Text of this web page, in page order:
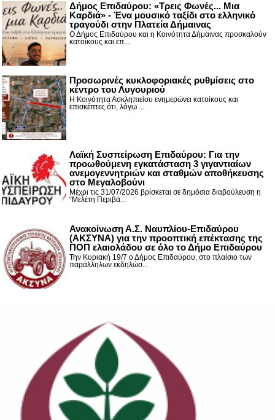
Δήμος Επιδαύρου: «Τρεις Φωνές... Μια
Καρδιά» - Ένα μουσικό ταξίδι στο ελληνικό
τραγούδι στην Πλατεία Δήμαινας
Ο Δήμος Επιδαύρου και η Κοινότητα Δήμαινας προσκαλούν
κατοίκους και επ...
Προσωρινές κυκλοφοριακές ρυθμίσεις στο
κέντρο του Λυγουριού
Η Κοινότητα Ασκληπιείου ενημερώνει κατοίκους και
επισκέπτες ότι, λόγω ...
Λαϊκή Συσπείρωση Επιδαύρου: Για την
προωθούμενη εγκατάσταση 3 γιγαντιαίων
ανεμογεννητριών και σταθμών αποθήκευσης
στο Μεγαλοβούνι
Μέχρι τις 31/07/2026 βρίσκεται σε δημόσια διαβούλευση η
“Μελέτη Περιβά...
Ανακοίνωση Α.Σ. Ναυπλίου-Επιδαύρου
(ΑΚΣΥΝΑ) για την προοπτική επέκτασης της
ΠΟΠ ελαιολάδου σε όλο το Δήμο Επιδαύρου
Την Κυριακή 19/7 ο Δήμος Επιδαύρου, στο πλαίσιο των
παράλληλων εκδηλώσ...